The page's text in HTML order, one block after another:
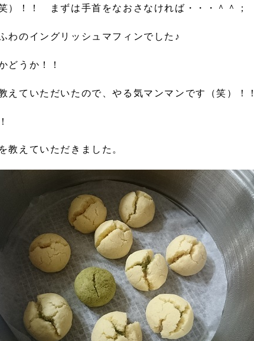
）！！ まずは手首をなおさなければ・・・＾＾；
わのイングリッシュマフィンでした♪
どうか！！
えていただいたので、やる気マンマンです（笑）！！
教えていただきました。